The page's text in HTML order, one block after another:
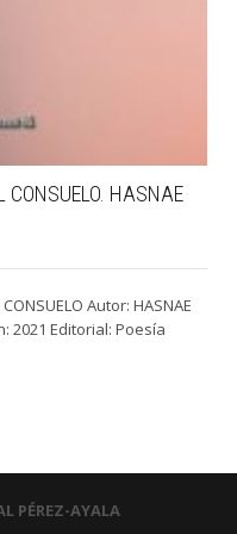
CONSUELO. HASNAE
CONSUELO Autor: HASNAE
2021 Editorial: Poesía
PÉREZ-AYALA